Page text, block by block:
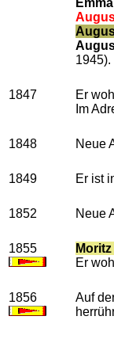
1945).
1847
Er
Im
1848 Neue
1849 Er ist
1852 Neue
1855
Er
1856
Auf